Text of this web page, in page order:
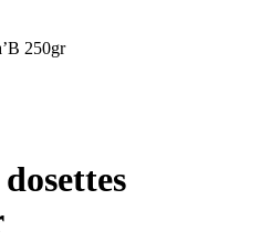
250gr